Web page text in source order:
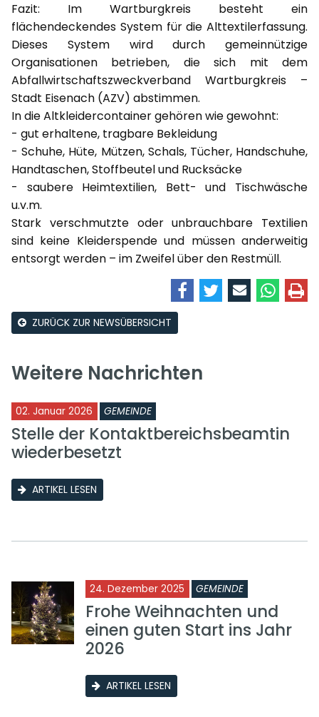
Fazit: Im Wartburgkreis besteht ein
flächendeckendes System für die Alttextilerfassung.
Dieses System wird durch gemeinnützige
Organisationen betrieben, die sich mit dem
Abfallwirtschaftszweckverband Wartburgkreis –
Stadt Eisenach (AZV) abstimmen.
In die Altkleidercontainer gehören wie gewohnt:
- gut erhaltene, tragbare Bekleidung
- Schuhe, Hüte, Mützen, Schals, Tücher, Handschuhe,
Handtaschen, Stoffbeutel und Rucksäcke
- saubere Heimtextilien, Bett- und Tischwäsche
u.v.m.
Stark verschmutzte oder unbrauchbare Textilien
sind keine Kleiderspende und müssen anderweitig
entsorgt werden – im Zweifel über den Restmüll.
ZURÜCK ZUR NEWSÜBERSICHT
Weitere Nachrichten
02. Januar 2026 GEMEINDE
Stelle der Kontaktbereichsbeamtin
wiederbesetzt
ARTIKEL LESEN
24. Dezember 2025 GEMEINDE
Frohe Weihnachten und
einen guten Start ins Jahr
2026
ARTIKEL LESEN